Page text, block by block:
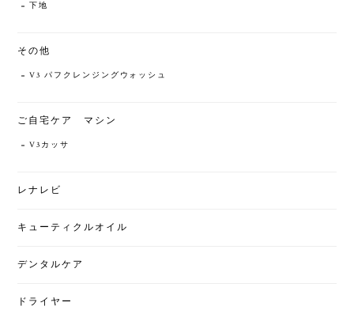
下地
その他
V3 パフクレンジングウォッシュ
ご自宅ケア マシン
V3カッサ
レナレビ
キューティクルオイル
デンタルケア
ドライヤー